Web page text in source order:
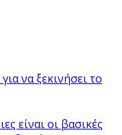
να ξεκινήσει το
είναι οι βασικές